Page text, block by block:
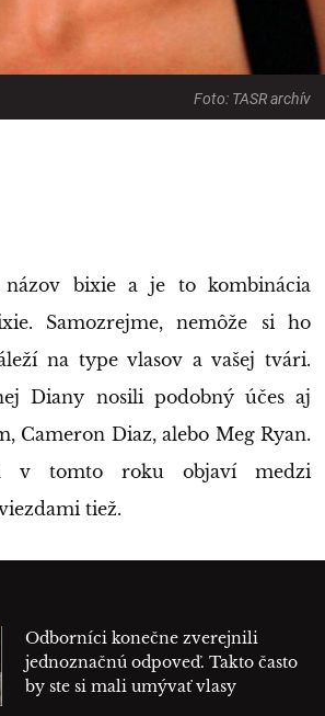
Foto: TASR archív
bixie a je to kombinácia
Samozrejme, nemôže si ho
na type vlasov a vašej tvári.
Diany nosili podobný účes aj
Cameron Diaz, alebo Meg Ryan.
v tomto roku objaví medzi
tiež.
Odborníci konečne zverejnili
jednoznačnú odpoveď. Takto často
by ste si mali umývať vlasy